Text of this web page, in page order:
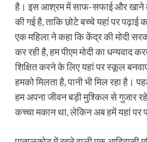
है। इस आश्रम में साफ-सफाई और खाने
की गई है, ताकि छोटे बच्चे यहां पर
एक महिला ने कहा कि केंद्र की मोदी
कर रही है, हम पीएम मोदी का धन्यवाद
शिक्षित करने के लिए यहां पर स्कूल
हमको मिलता है, पानी भी मिल रहा है।
हम अपना जीवन बड़ी मुश्किल से गुजार
कच्चा मकान था, लेकिन अब हमें यहां पर